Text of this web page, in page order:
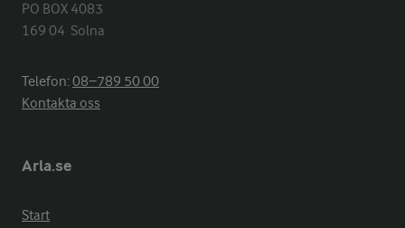
PO BOX 4083
169 04  Solna
Telefon:08−789 50 00
Kontakta oss
Arla.se
Start